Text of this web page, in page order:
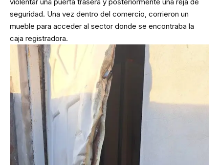
seguridad. Una vez dentro del comercio, corrieron un
mueble para acceder al sector donde se encontraba la
caja registradora.